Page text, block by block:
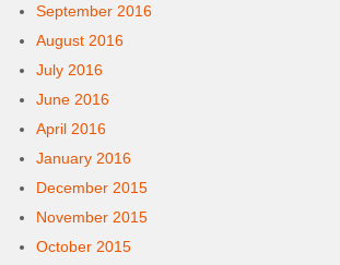
September 2016
August 2016
July 2016
June 2016
April 2016
January 2016
December 2015
November 2015
October 2015